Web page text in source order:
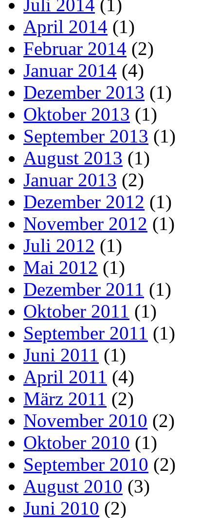
Juli 2014 (1)
April 2014 (1)
Februar 2014 (2)
Januar 2014 (4)
Dezember 2013 (1)
Oktober 2013 (1)
September 2013 (1)
August 2013 (1)
Januar 2013 (2)
Dezember 2012 (1)
November 2012 (1)
Juli 2012 (1)
Mai 2012 (1)
Dezember 2011 (1)
Oktober 2011 (1)
September 2011 (1)
Juni 2011 (1)
April 2011 (4)
März 2011 (2)
November 2010 (2)
Oktober 2010 (1)
September 2010 (2)
August 2010 (3)
Juni 2010 (2)